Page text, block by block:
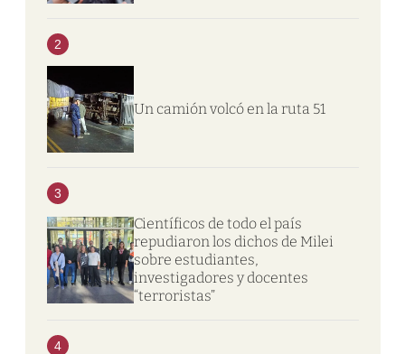
2
Un camión volcó en la ruta 51
3
Científicos de todo el país
repudiaron los dichos de Milei
sobre estudiantes,
investigadores y docentes
“terroristas”
4